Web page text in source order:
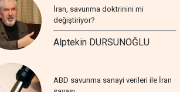
İran, savunma doktrinini mi
değiştiriyor?
Alptekin DURSUNOĞLU
ABD savunma sanayi verileri ile İran